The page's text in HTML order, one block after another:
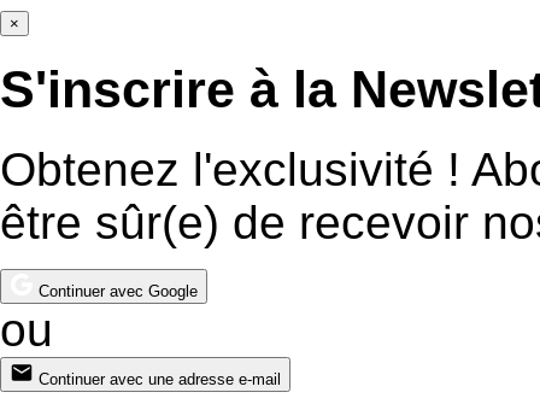
×
S'inscrire à la
Obtenez l'exclusivité !
être sûr(e) de recevoir
Continuer avec Google
ou
Continuer avec une adresse e-mail